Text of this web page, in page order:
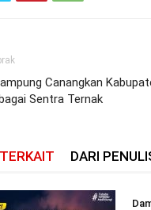
Canangkan
Sentra Ternak
DARI